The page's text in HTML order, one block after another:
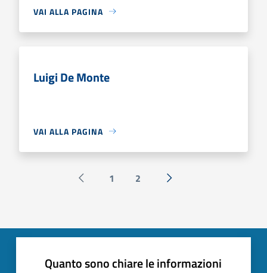
VAI ALLA PAGINA
Luigi De Monte
VAI ALLA PAGINA
Pagina precedente
1 2 Successiva »
Quanto sono chiare le informazioni